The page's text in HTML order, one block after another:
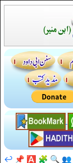
👥
🔍
🧩
🅰️
📌
↩️